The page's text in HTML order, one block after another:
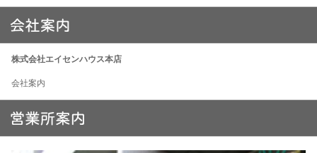
株式会社エイセンハウス本店
会社案内